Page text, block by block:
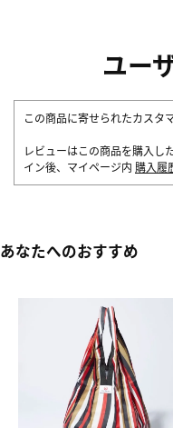
ユー
この商品に寄せられたカスタ
レビューはこの商品を購入し
イン後、マイページ内 購入履
あなたへのおすすめ